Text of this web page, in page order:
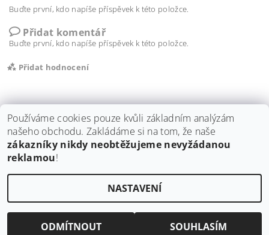
Buďte první, kdo napíše příspěvek k této položce.
Přidat komentář
Buďte první, kdo napíše příspěvek k této položce.
Přidat hodnocení
Shoptet.cz | ISOCELL stavební dozory Tomáš Tichý
2026 ©eSTAF.cz, s.r.o., všechna práva vyhrazenaUpravit nastavení cookies
Používáme cookies pouze kvůli základním analýzám
našeho obchodu. Zakládáme si na tom, že naše
zákazníky nikdy neobtěžujeme nevyžádanou
reklamou!
NASTAVENÍ
ODMÍTNOUT SOUHLASÍM